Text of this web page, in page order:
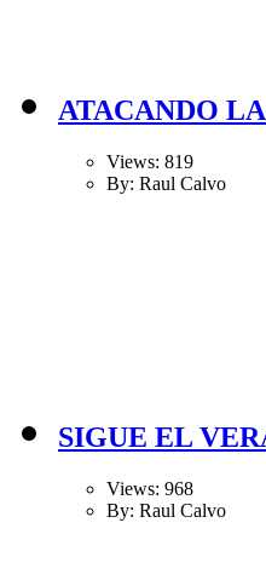
ATACANDO
Views: 819
By: Raul Calvo
SIGUE EL
Views: 968
By: Raul Calvo